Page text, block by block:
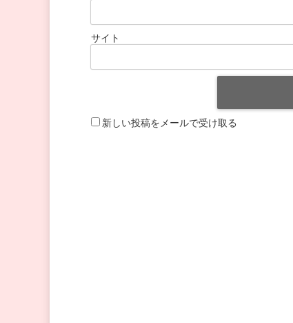
サイト
新しい投稿をメールで受け取る